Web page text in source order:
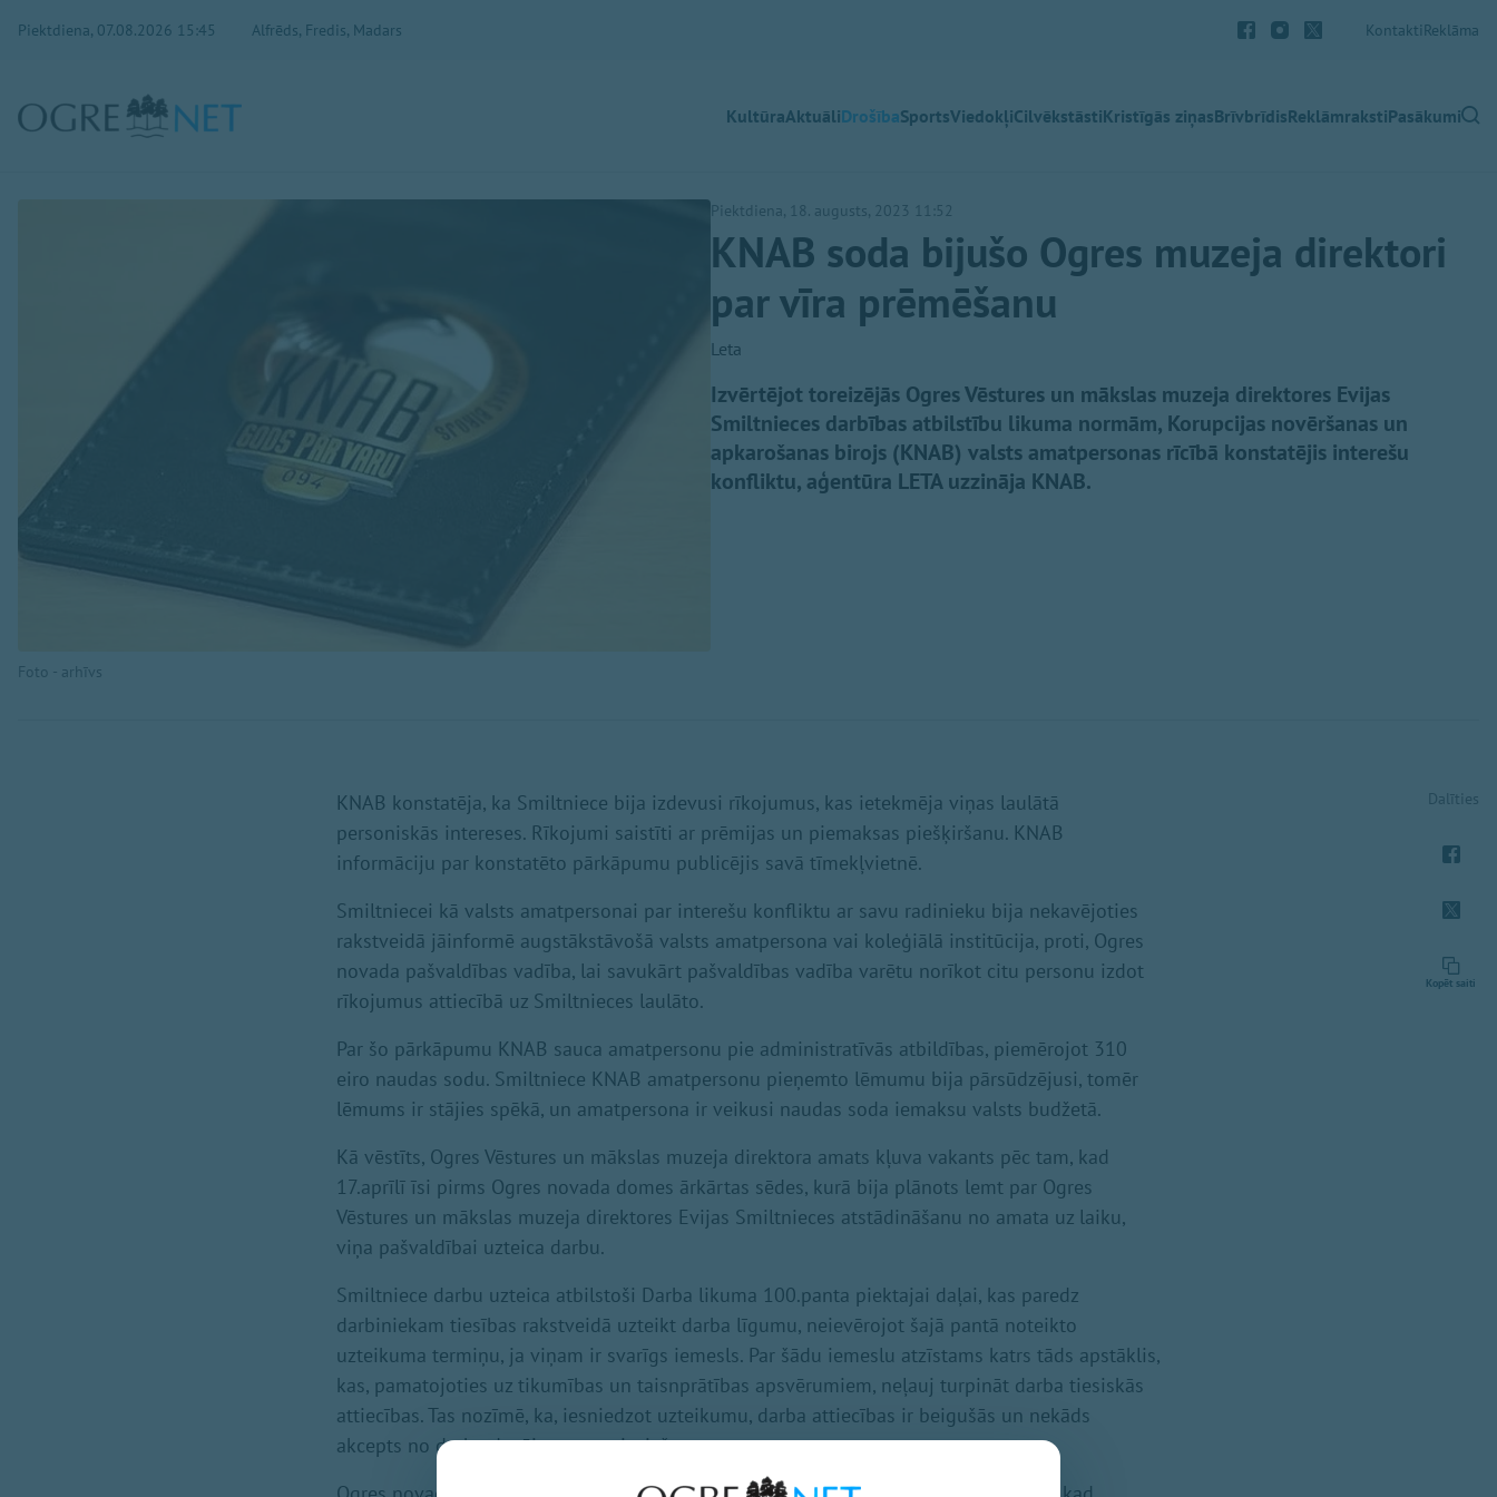
Piektdiena, 07.08.2026 15:45 Alfrēds, Fredis, Madars KontaktiReklāma
KultūraAktuāliDrošībaSportsViedokļiCilvēkstāstiKristīgās ziņasBrīvbrīdisReklāmrakstiPasākumi
Foto - arhīvs
Piektdiena, 18. augusts, 2023 11:52
KNAB soda bijušo Ogres muzeja direktori
par vīra prēmēšanu
Leta
Izvērtējot toreizējās Ogres Vēstures un mākslas muzeja direktores Evijas
Smiltnieces darbības atbilstību likuma normām, Korupcijas novēršanas un
apkarošanas birojs (KNAB) valsts amatpersonas rīcībā konstatējis interešu
konfliktu, aģentūra LETA uzzināja KNAB.
KNAB konstatēja, ka Smiltniece bija izdevusi rīkojumus, kas ietekmēja viņas laulātā
personiskās intereses. Rīkojumi saistīti ar prēmijas un piemaksas piešķiršanu. KNAB
informāciju par konstatēto pārkāpumu publicējis savā tīmekļvietnē.
Smiltniecei kā valsts amatpersonai par interešu konfliktu ar savu radinieku bija nekavējoties
rakstveidā jāinformē augstākstāvošā valsts amatpersona vai koleģiālā institūcija, proti, Ogres
novada pašvaldības vadība, lai savukārt pašvaldības vadība varētu norīkot citu personu izdot
rīkojumus attiecībā uz Smiltnieces laulāto.
Par šo pārkāpumu KNAB sauca amatpersonu pie administratīvās atbildības, piemērojot 310
eiro naudas sodu. Smiltniece KNAB amatpersonu pieņemto lēmumu bija pārsūdzējusi, tomēr
lēmums ir stājies spēkā, un amatpersona ir veikusi naudas soda iemaksu valsts budžetā.
Kā vēstīts, Ogres Vēstures un mākslas muzeja direktora amats kļuva vakants pēc tam, kad
17.aprīlī īsi pirms Ogres novada domes ārkārtas sēdes, kurā bija plānots lemt par Ogres
Vēstures un mākslas muzeja direktores Evijas Smiltnieces atstādināšanu no amata uz laiku,
viņa pašvaldībai uzteica darbu.
Smiltniece darbu uzteica atbilstoši Darba likuma 100.panta piektajai daļai, kas paredz
darbiniekam tiesības rakstveidā uzteikt darba līgumu, neievērojot šajā pantā noteikto
uzteikuma termiņu, ja viņam ir svarīgs iemesls. Par šādu iemeslu atzīstams katrs tāds apstāklis,
kas, pamatojoties uz tikumības un taisnprātības apsvērumiem, neļauj turpināt darba tiesiskās
attiecības. Tas nozīmē, ka, iesniedzot uzteikumu, darba attiecības ir beigušās un nekāds
akcepts no darba devēja nav nepieciešams.
Dalīties
Kopēt saiti